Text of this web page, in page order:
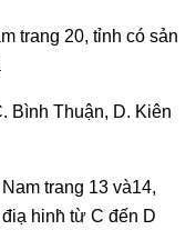
trang 20, tỉnh có sản
Bình Thuận, D. Kiên
trang 13 và14,
hinh̀ từ C đến D